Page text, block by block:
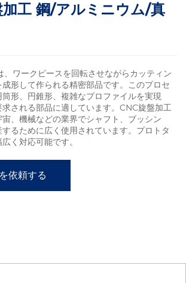
工 鋼/アルミニウム/真
、ワークピースを回転させながらカッティン
形して作られる精密部品です。このプロセ
形、円錐形、複雑なプロファイルを実現
求される部品に適しています。CNC旋盤加工
、機械などの業界でシャフト、ブッシン
るために広く使用されています。プロトタ
く対応可能です。
依頼する